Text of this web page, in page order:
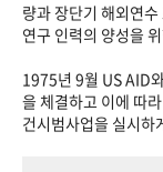
량과 장단기 해외연
연구 인력의 양성을
1975년 9월 US AID
을 체결하고 이에 따
건시범사업을 실시하